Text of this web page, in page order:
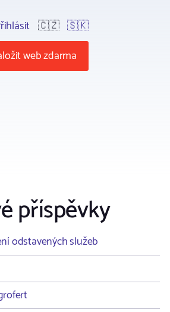
🇨🇿 🇸🇰
web zdarma
příspěvky
odstavených služeb